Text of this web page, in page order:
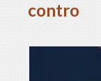
contro